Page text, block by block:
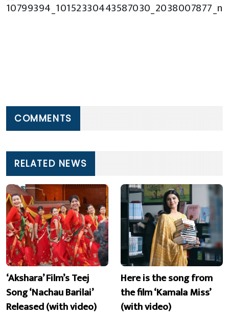
COMMENTS
RELATED NEWS
‘Akshara’ Film’s Teej
Song ‘Nachau Barilai’
Released (with video)
Here is the song from
the film ‘Kamala Miss’
(with video)